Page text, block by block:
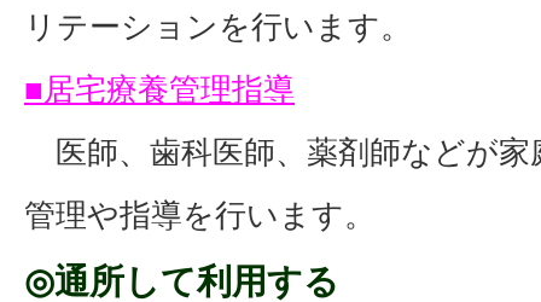
リテーションを行います。
■居宅療養管理指導
医師、歯科医師、薬剤師などが家
管理や指導を行います。
◎通所して利用する